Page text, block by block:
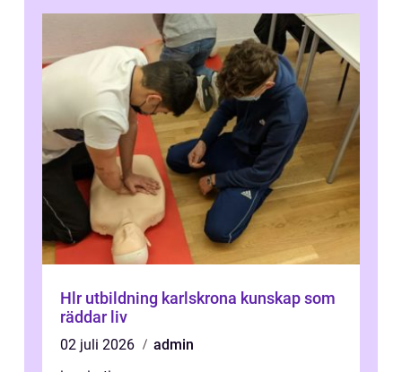
Hlr utbildning karlskrona kunskap som
räddar liv
02 juli 2026
admin